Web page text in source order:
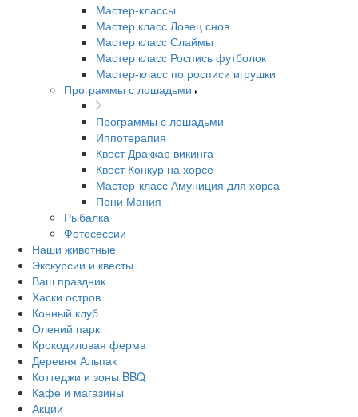
Мастер-классы
Мастер класс Ловец снов
Мастер класс Слаймы
Мастер класс Роспись футболок
Мастер-класс по росписи игрушки
Программы с лошадьми
Программы с лошадьми
Иппотерапия
Квест Драккар викинга
Квест Конкур на хорсе
Мастер-класс Амуниция для хорса
Пони Мания
Рыбалка
Фотосессии
Наши животные
Экскурсии и квесты
Ваш праздник
Хаски остров
Конный клуб
Олений парк
Крокодиловая ферма
Деревня Альпак
Коттеджи и зоны BBQ
Кафе и магазины
Акции